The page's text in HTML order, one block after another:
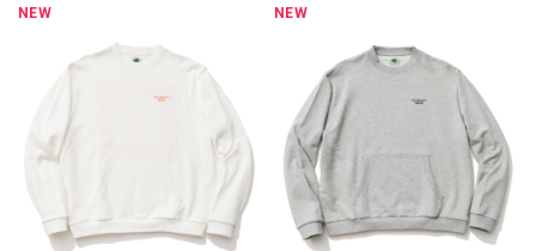
NEW NEW